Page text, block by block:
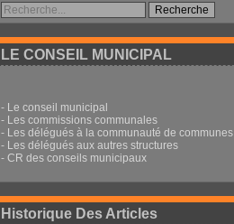
LE CONSEIL MUNICIPAL
- Le conseil municipal
- Les commissions communales
- Les délégués à la communauté de communes
- Les délégués aux autres structures
- CR des conseils municipaux
Historique Des Articles